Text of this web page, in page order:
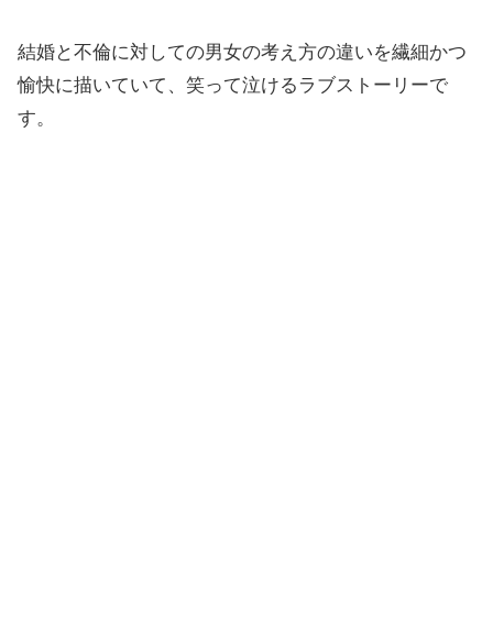
結婚と不倫に対しての男女の考え方の違いを繊細かつ
愉快に描いていて、笑って泣けるラブストーリーで
す。